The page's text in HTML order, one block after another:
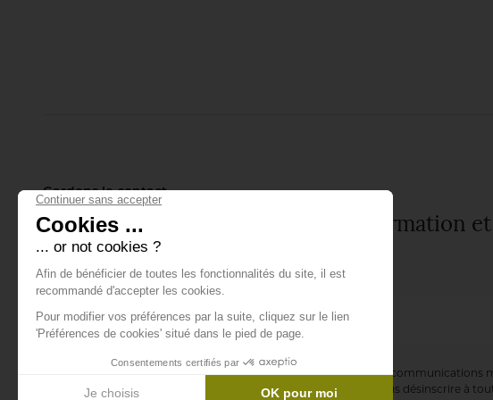
Gardons le contact
Inscrivez-vous à notre lettre d'information et
tout ce qui se passe.
E-mail *
En vous abonnant à la newsletter, vous acceptez de recevoir des communications
confirmez avoir lu la
politique de confidentialité. Vous pouvez vous désinscrire à